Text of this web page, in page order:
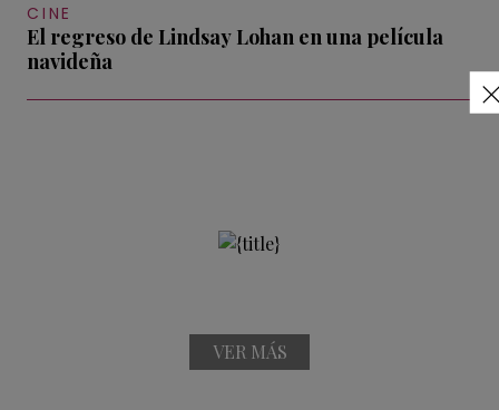
CINE
El regreso de Lindsay Lohan en una película
navideña
VER MÁS